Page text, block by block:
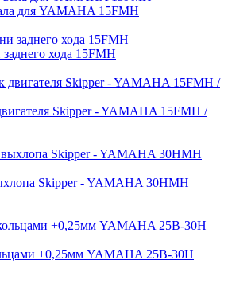
для YAMAHA 15FMH
хода 15FMH
Skipper - YAMAHA 15FMH /
Skipper - YAMAHA 30HMH
+0,25мм YAMAHA 25B-30H